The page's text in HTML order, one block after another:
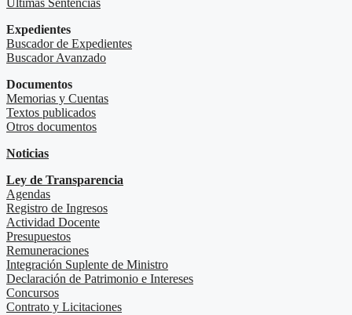
Últimas Sentencias
Expedientes
Buscador de Expedientes
Buscador Avanzado
Documentos
Memorias y Cuentas
Textos publicados
Otros documentos
Noticias
Ley de Transparencia
Agendas
Registro de Ingresos
Actividad Docente
Presupuestos
Remuneraciones
Integración Suplente de Ministro
Declaración de Patrimonio e Intereses
Concursos
Contrato y Licitaciones